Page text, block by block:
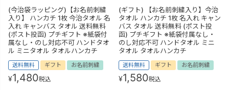
(今治袋ラッピング)【お名前刺繍
入り】 ハンカチ 1枚 今治タオル 名
入れ キャンバス タオル 送料無料
(ポスト投函) プチギフト ※紙袋付
属なし・のし対応不可 ハンドタオ
ル ミニタオル タオルハンカチ
送料無料 ギフト お名前刺繍
¥1,480税込
(ギフト) 【お名前刺繍入り】今治
タオル ハンカチ 1枚 名入れ キャン
バス タオル 送料無料 (ポスト投
函) プチギフト ※紙袋付属なし・
のし対応不可 ハンドタオル ミニ
タオル タオルハンカチ
送料無料 ギフト お名前刺繍
¥1,580税込